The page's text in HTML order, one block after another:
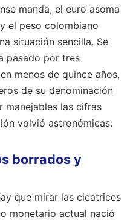
manda, el euro asoma
el peso colombiano
situación sencilla. Se
pasado por tres
menos de quince años,
de su denominación
manejables las cifras
volvió astronómicas.
borrados y
que mirar las cicatrices
monetario actual nació